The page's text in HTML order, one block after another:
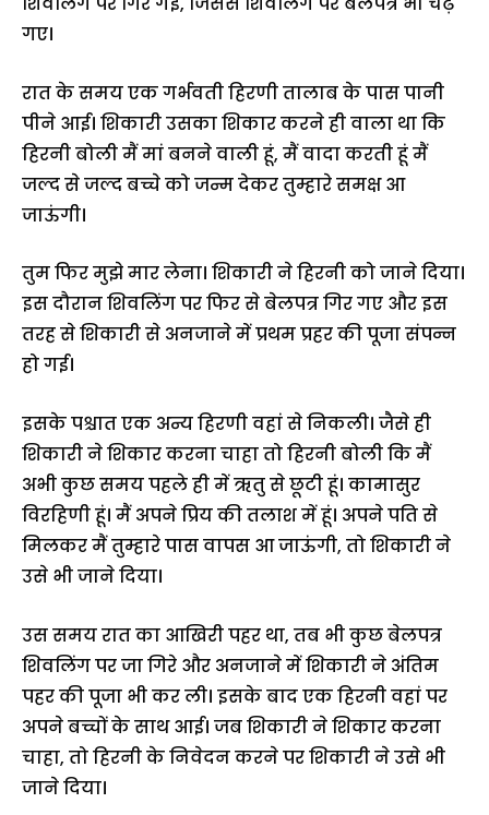
गए।
रात के समय एक गर्भवती हिरणी तालाब के पास पानी
पीने आई। शिकारी उसका शिकार करने ही वाला था कि
हिरनी बोली मैं मां बनने वाली हूं, मैं वादा करती हूं मैं
जल्द से जल्द बच्चे को जन्म देकर तुम्हारे समक्ष आ
जाऊंगी।
तुम फिर मुझे मार लेना। शिकारी ने हिरनी को जाने दिया।
इस दौरान शिवलिंग पर फिर से बेलपत्र गिर गए और इस
तरह से शिकारी से अनजाने में प्रथम प्रहर की पूजा संपन्न
हो गई।
इसके पश्चात एक अन्य हिरणी वहां से निकली। जैसे ही
शिकारी ने शिकार करना चाहा तो हिरनी बोली कि मैं
अभी कुछ समय पहले ही में ऋतु से छूटी हूं। कामासुर
विरहिणी हूं। मैं अपने प्रिय की तलाश में हूं। अपने पति से
मिलकर मैं तुम्हारे पास वापस आ जाऊंगी, तो शिकारी ने
उसे भी जाने दिया।
उस समय रात का आखिरी पहर था, तब भी कुछ बेलपत्र
शिवलिंग पर जा गिरे और अनजाने में शिकारी ने अंतिम
पहर की पूजा भी कर ली। इसके बाद एक हिरनी वहां पर
अपने बच्चों के साथ आई। जब शिकारी ने शिकार करना
चाहा, तो हिरनी के निवेदन करने पर शिकारी ने उसे भी
जाने दिया।